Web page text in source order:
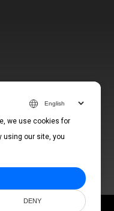
we use cookies for
using our site, you
DENY